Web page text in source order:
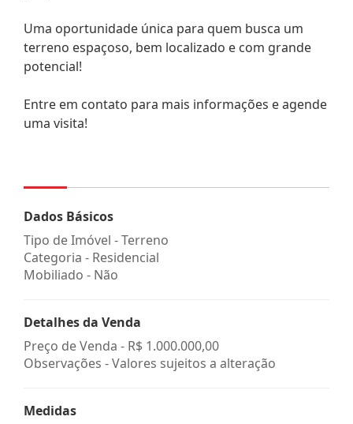
Uma oportunidade única para quem busca um
terreno espaçoso, bem localizado e com grande
potencial!
Entre em contato para mais informações e agende
uma visita!
Dados Básicos
Tipo de Imóvel - Terreno
Categoria - Residencial
Mobiliado - Não
Detalhes da Venda
Preço de Venda - R$ 1.000.000,00
Observações - Valores sujeitos a alteração
Medidas